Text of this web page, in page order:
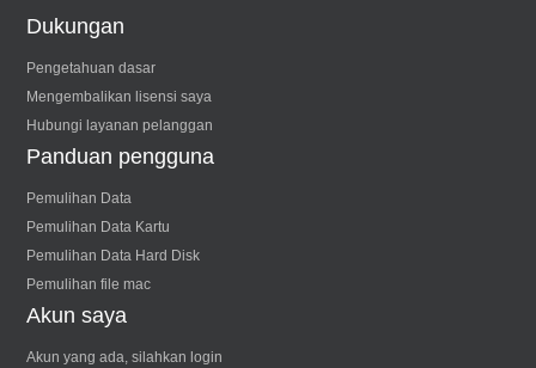
Dukungan
Pengetahuan dasar
Mengembalikan lisensi saya
Hubungi layanan pelanggan
Panduan pengguna
Pemulihan Data
Pemulihan Data Kartu
Pemulihan Data Hard Disk
Pemulihan file mac
Akun saya
Akun yang ada, silahkan login